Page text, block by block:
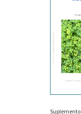
Suplemento